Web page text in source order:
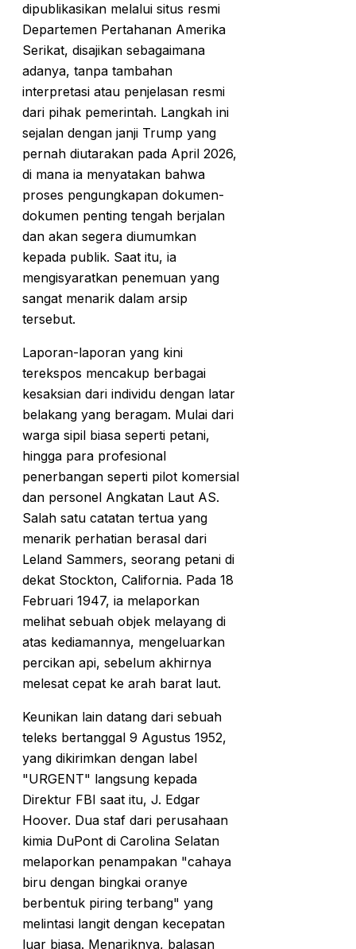
dipublikasikan melalui situs resmi
Departemen Pertahanan Amerika
Serikat, disajikan sebagaimana
adanya, tanpa tambahan
interpretasi atau penjelasan resmi
dari pihak pemerintah. Langkah ini
sejalan dengan janji Trump yang
pernah diutarakan pada April 2026,
di mana ia menyatakan bahwa
proses pengungkapan dokumen-
dokumen penting tengah berjalan
dan akan segera diumumkan
kepada publik. Saat itu, ia
mengisyaratkan penemuan yang
sangat menarik dalam arsip
tersebut.
Laporan-laporan yang kini
terekspos mencakup berbagai
kesaksian dari individu dengan latar
belakang yang beragam. Mulai dari
warga sipil biasa seperti petani,
hingga para profesional
penerbangan seperti pilot komersial
dan personel Angkatan Laut AS.
Salah satu catatan tertua yang
menarik perhatian berasal dari
Leland Sammers, seorang petani di
dekat Stockton, California. Pada 18
Februari 1947, ia melaporkan
melihat sebuah objek melayang di
atas kediamannya, mengeluarkan
percikan api, sebelum akhirnya
melesat cepat ke arah barat laut.
Keunikan lain datang dari sebuah
teleks bertanggal 9 Agustus 1952,
yang dikirimkan dengan label
"URGENT" langsung kepada
Direktur FBI saat itu, J. Edgar
Hoover. Dua staf dari perusahaan
kimia DuPont di Carolina Selatan
melaporkan penampakan "cahaya
biru dengan bingkai oranye
berbentuk piring terbang" yang
melintasi langit dengan kecepatan
luar biasa. Menariknya, balasan